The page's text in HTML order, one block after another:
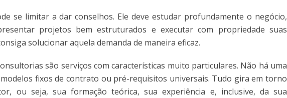
se limitar a dar conselhos. Ele deve estudar profundamente o negócio,
projetos bem estruturados e executar com propriedade suas
solucionar aquela demanda de maneira eficaz.
são serviços com características muito particulares. Não há uma
fixos de contrato ou pré-requisitos universais. Tudo gira em torno
ou seja, sua formação teórica, sua experiência e, inclusive, da sua